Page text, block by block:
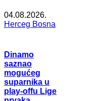
04.08.2026.
Herceg Bosna
Dinamo
saznao
mogućeg
suparnika u
play-offu Lige